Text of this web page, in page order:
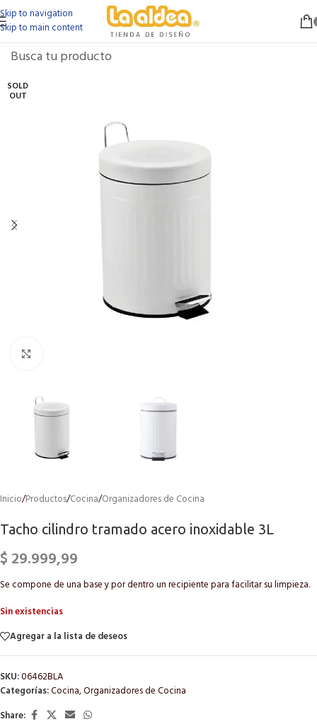
Skip to navigation
Skip to main content
SOLD
OUT
Inicio/Productos/Cocina/Organizadores de Cocina
Tacho cilindro tramado acero inoxidable 3L
$ 29.999,99
Se compone de una base y por dentro un recipiente para facilitar su limpieza.
Sin existencias
Agregar a la lista de deseos
SKU:06462BLA
Categorías:Cocina,Organizadores de Cocina
Share: